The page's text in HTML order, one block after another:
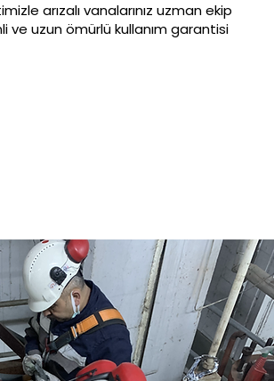
arızalı vanalarınız uzman ekip
ve uzun ömürlü kullanım garantisi